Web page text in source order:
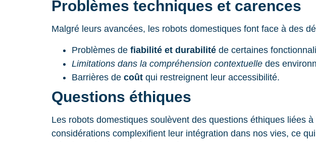
Problèmes techniques et carences
Malgré leurs avancées, les robots domestiques font face à des
Problèmes de fiabilité et durabilité de certaines
Limitations dans la compréhension contextuelle des
Barrières de coût qui restreignent leur accessibilité.
Questions éthiques
Les robots domestiques soulèvent des questions éthiques liées
considérations complexifient leur intégration dans nos vies, ce